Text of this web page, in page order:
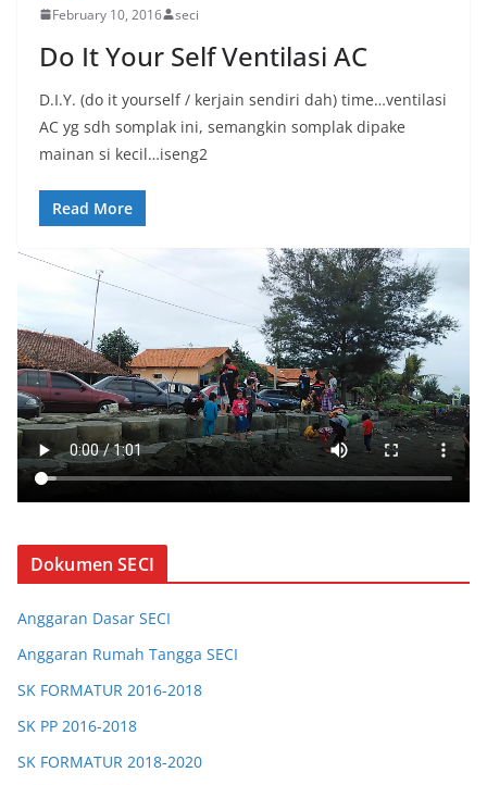
February 10, 2016 seci
Do It Your Self Ventilasi AC
D.I.Y. (do it yourself / kerjain sendiri dah) time…ventilasi
AC yg sdh somplak ini, semangkin somplak dipake
mainan si kecil…iseng2
Read More
Dokumen SECI
Anggaran Dasar SECI
Anggaran Rumah Tangga SECI
SK FORMATUR 2016-2018
SK PP 2016-2018
SK FORMATUR 2018-2020